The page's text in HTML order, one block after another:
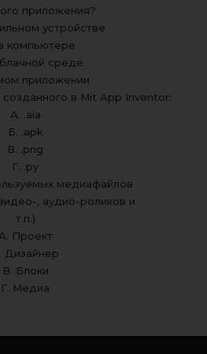
приложения?
устройстве
компьютере
среде
приложении
в Mit App Inventor:
А. .aia
Б. .apk
В. .png
Г. .py
медиафайлов
, аудио-роликов и
т.п.)
А. Проект
Дизайнер
В. Блоки
Г. Медиа